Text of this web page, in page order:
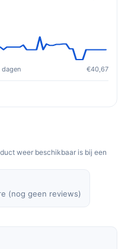
€40,67
weer beschikbaar is bij een
(nog geen reviews)